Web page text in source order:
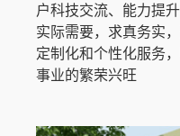
户科技交流、能力提
实际需要，求真务实
定制化和个性化服务
事业的繁荣兴旺